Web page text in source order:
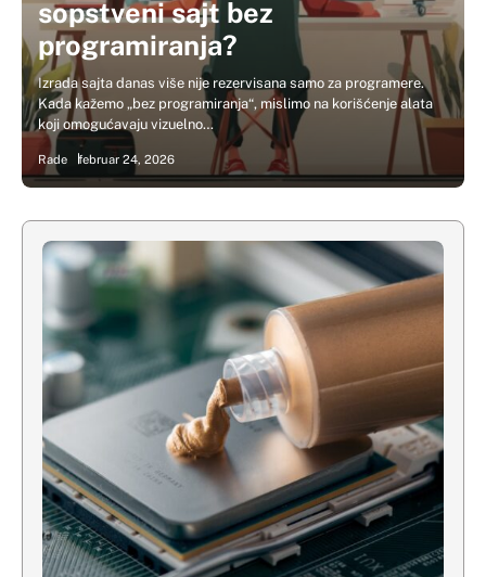
sopstveni sajt bez
programiranja?
Izrada sajta danas više nije rezervisana samo za programere.
Kada kažemo „bez programiranja“, mislimo na korišćenje alata
koji omogućavaju vizuelno…
Rade februar 24, 2026